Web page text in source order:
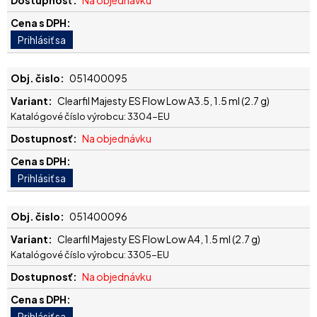
051400095
Clearfil Majesty ES Flow Low A3.5, 1.5 ml (2.7 g)
Katalógové číslo výrobcu: 3304-EU
Na objednávku
051400096
Clearfil Majesty ES Flow Low A4, 1.5 ml (2.7 g)
Katalógové číslo výrobcu: 3305-EU
Na objednávku